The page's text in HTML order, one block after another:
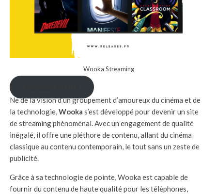
Wooka Streaming
Né de la vision d’un groupement d’amoureux du cinéma et de
la technologie,Wooka s’est développé pour devenir un site
de streaming phénoménal. Avec un engagement de qualité
inégalé, il offre une pléthore de contenu, allant du cinéma
classique au contenu contemporain, le tout sans un zeste de
publicité.
Grâce à sa technologie de pointe, Wooka est capable de
fournir du contenu de haute qualité pour les téléphones,